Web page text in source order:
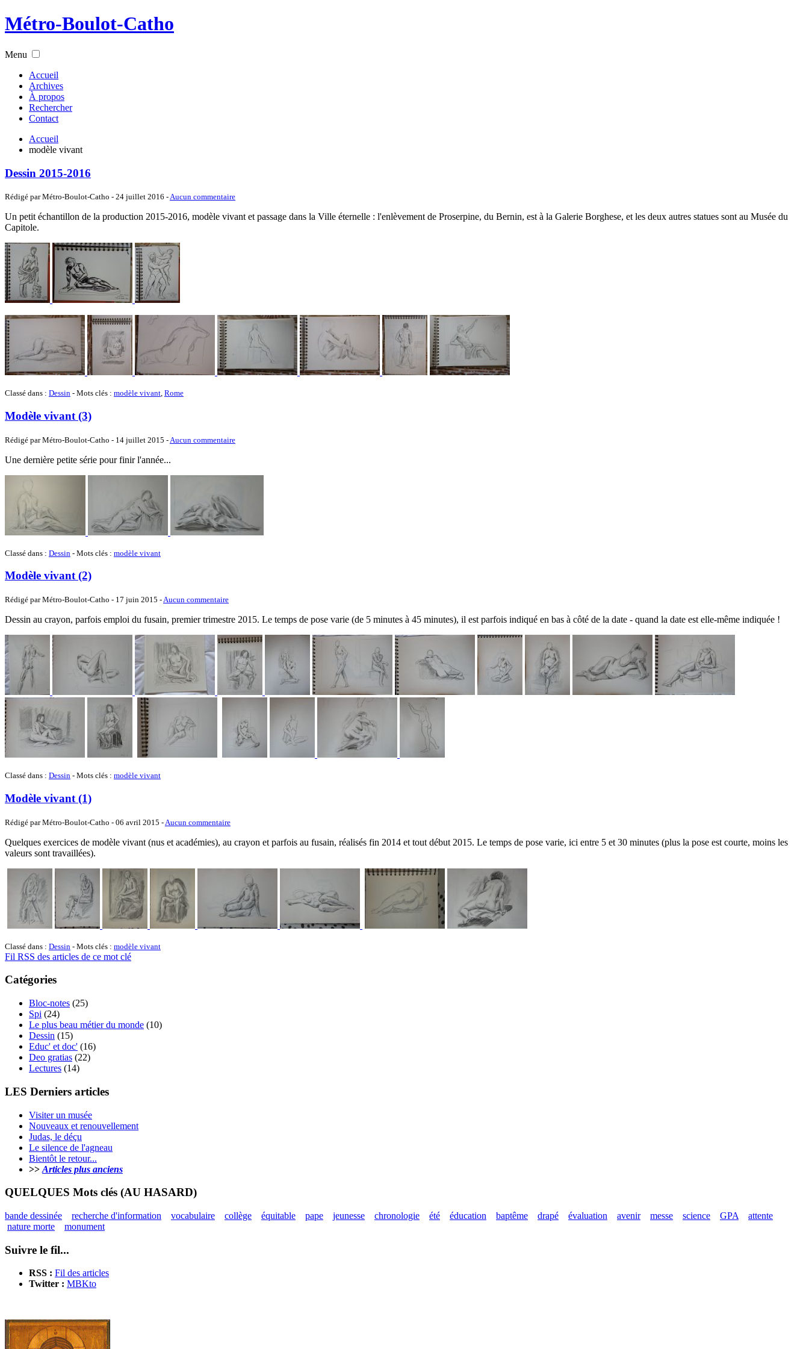
Métro-Boulot-Catho
Menu
Accueil
Archives
À propos
Rechercher
Contact
Accueil
modèle vivant
Dessin 2015-2016
Rédigé par Métro-Boulot-Catho - 24 juillet 2016 -Aucun commentaire
Un petit échantillon de la production 2015-2016, modèle vivant et passage dans la Ville éternelle : l'enlèvement de Proserpine, du Bernin, est à la Galerie Borghese, et les deux autres statues sont au Musée du
Capitole.
Classé dans : Dessin - Mots clés : modèle vivant, Rome
Modèle vivant (3)
Rédigé par Métro-Boulot-Catho - 14 juillet 2015 - Aucun commentaire
Une dernière petite série pour finir l'année...
Classé dans : Dessin - Mots clés : modèle vivant
Modèle vivant (2)
Rédigé par Métro-Boulot-Catho - 17 juin 2015 -Aucun commentaire
Dessin au crayon, parfois emploi du fusain, premier trimestre 2015. Le temps de pose varie (de 5 minutes à 45 minutes), il est parfois indiqué en bas à côté de la date - quand la date est elle-même indiquée !
Classé dans : Dessin - Mots clés : modèle vivant
Modèle vivant (1)
Rédigé par Métro-Boulot-Catho - 06 avril 2015 - Aucun commentaire
Quelques exercices de modèle vivant (nus et académies), au crayon et parfois au fusain, réalisés fin 2014 et tout début 2015. Le temps de pose varie, ici entre 5 et 30 minutes (plus la pose est courte, moins les
valeurs sont travaillées).
Classé dans : Dessin - Mots clés : modèle vivant
Fil RSS des articles de ce mot clé
Catégories
Bloc-notes (25)
Spi (24)
Le plus beau métier du monde (10)
Dessin (15)
Educ' et doc' (16)
Deo gratias (22)
Lectures (14)
LES Derniers articles
Visiter un musée
Nouveaux et renouvellement
Judas, le déçu
Le silence de l'agneau
Bientôt le retour...
>> Articles plus anciens
QUELQUES Mots clés (AU HASARD)
bande dessinée recherche d'information vocabulaire collège équitable pape jeunesse chronologie été éducation baptême drapé évaluation avenir messe science GPA
attente
nature morte
monument
Suivre le fil...
RSS : Fil des articles
Twitter : MBKto